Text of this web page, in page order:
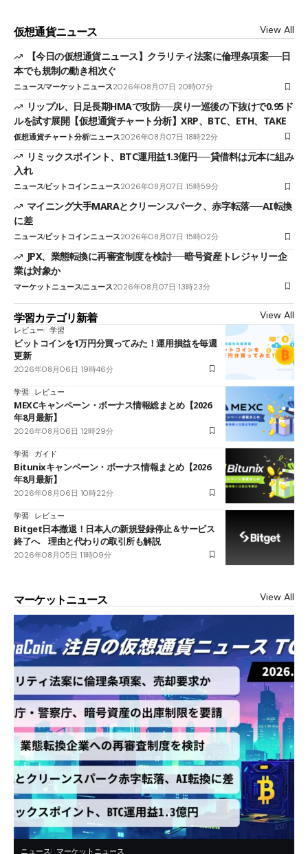
仮想通貨ニュース View All
【今日の仮想通貨ニュース】クラリティ法案に倫理条項案──日
本でも規制の動き相次ぐ
ニュースマーケットニュース2026年08月07日 20時07分
リップル、日足長期HMAで攻防──戻り一巡後の下抜けで0.95ド
ルを試す展開【仮想通貨チャート分析】XRP、BTC、ETH、TAKE
仮想通貨チャート分析ニュース2026年08月07日 18時22分
リミックスポイント、BTC運用益1.3億円──貸借料は元本に組み
入れ
ニュースビットコインニュース2026年08月07日 15時59分
マイニング大手MARAとクリーンスパーク、赤字転落──AI転換
に差
ニュースビットコインニュース2026年08月07日 15時02分
JPX、業態転換に再審査制度を検討──暗号資産トレジャリー企
業は対象か
マーケットニュースニュース2026年08月07日 13時23分
学習カテゴリ新着 View All
レビュー 学習
ビットコインを1万円分買ってみた！運用損益を毎週
更新
2026年08月06日 19時46分
学習 レビュー
MEXCキャンペーン・ボーナス情報総まとめ【2026
年8月最新】
2026年08月06日 12時29分
学習 ガイド
Bitunixキャンペーン・ボーナス情報まとめ【2026
年8月最新】
2026年08月06日 10時22分
学習 レビュー
Bitget日本撤退！日本人の新規登録停止＆サービス
終了へ 理由と代わりの取引所も解説
2026年08月05日 11時09分
マーケットニュース View All
ニュース マーケットニュース